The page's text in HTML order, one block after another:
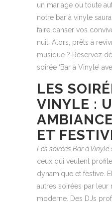
un mariage ou toute
notre bar à vinyle
faire danser vos
nuit. Alors, prêts à
musique ? Réservez
soirée ‘Bar à Vinyle’
LES
VINYLE :
ET
Les soirées Bar à Vinyle
ceux qui veulent
dynamique et festive.
autres soirées par leur
moderne. Des DJs